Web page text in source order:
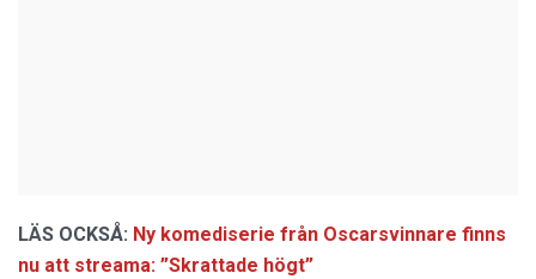
LÄS OCKSÅ: Ny komediserie från Oscarsvinnare finns
nu att streama: ”Skrattade högt”